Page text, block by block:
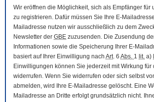
Wir eröffnen die Möglichkeit, sich als Empfänger für
zu registrieren. Dafür müssen Sie Ihre E-Mail
Mail adresse nutzen wir ausschließlich zu dem
Newsletter der GBE zuzusenden. Die Zusendung
Informationen sowie die Speicherung Ihrer E-Mail
basiert auf Ihrer Einwilligung nach Art. 6 Abs. 1 lit. a)
Einwilligungen können Sie jederzeit mit Wirkung für
widerrufen. Wenn Sie widerrufen oder sich selbst
abmelden, wird Ihre E-Mail adresse gelöscht. Eine
Mail adresse an Dritte erfolgt grundsätzlich nicht.